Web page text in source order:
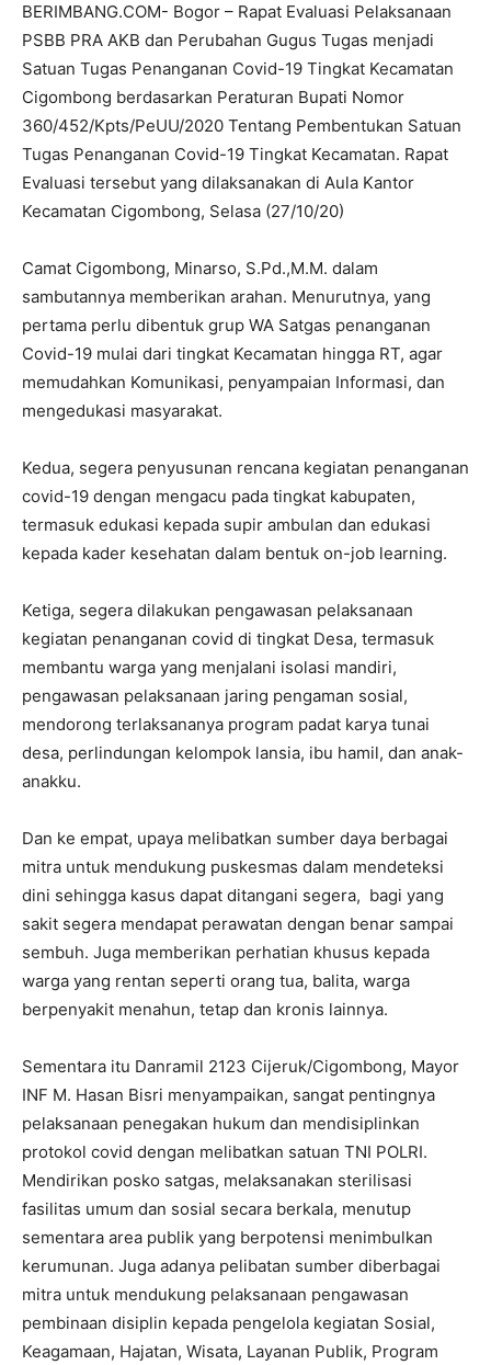
BERIMBANG.COM- Bogor – Rapat Evaluasi Pelaksanaan
PSBB PRA AKB dan Perubahan Gugus Tugas menjadi
Satuan Tugas Penanganan Covid-19 Tingkat Kecamatan
Cigombong berdasarkan Peraturan Bupati Nomor
360/452/Kpts/PeUU/2020 Tentang Pembentukan Satuan
Tugas Penanganan Covid-19 Tingkat Kecamatan. Rapat
Evaluasi tersebut yang dilaksanakan di Aula Kantor
Kecamatan Cigombong, Selasa (27/10/20)
Camat Cigombong, Minarso, S.Pd.,M.M. dalam
sambutannya memberikan arahan. Menurutnya, yang
pertama perlu dibentuk grup WA Satgas penanganan
Covid-19 mulai dari tingkat Kecamatan hingga RT, agar
memudahkan Komunikasi, penyampaian Informasi, dan
mengedukasi masyarakat.
Kedua, segera penyusunan rencana kegiatan penanganan
covid-19 dengan mengacu pada tingkat kabupaten,
termasuk edukasi kepada supir ambulan dan edukasi
kepada kader kesehatan dalam bentuk on-job learning.
Ketiga, segera dilakukan pengawasan pelaksanaan
kegiatan penanganan covid di tingkat Desa, termasuk
membantu warga yang menjalani isolasi mandiri,
pengawasan pelaksanaan jaring pengaman sosial,
mendorong terlaksananya program padat karya tunai
desa, perlindungan kelompok lansia, ibu hamil, dan anak-
anakku.
Dan ke empat, upaya melibatkan sumber daya berbagai
mitra untuk mendukung puskesmas dalam mendeteksi
dini sehingga kasus dapat ditangani segera, bagi yang
sakit segera mendapat perawatan dengan benar sampai
sembuh. Juga memberikan perhatian khusus kepada
warga yang rentan seperti orang tua, balita, warga
berpenyakit menahun, tetap dan kronis lainnya.
Sementara itu Danramil 2123 Cijeruk/Cigombong, Mayor
INF M. Hasan Bisri menyampaikan, sangat pentingnya
pelaksanaan penegakan hukum dan mendisiplinkan
protokol covid dengan melibatkan satuan TNI POLRI.
Mendirikan posko satgas, melaksanakan sterilisasi
fasilitas umum dan sosial secara berkala, menutup
sementara area publik yang berpotensi menimbulkan
kerumunan. Juga adanya pelibatan sumber diberbagai
mitra untuk mendukung pelaksanaan pengawasan
pembinaan disiplin kepada pengelola kegiatan Sosial,
Keagamaan, Hajatan, Wisata, Layanan Publik, Program